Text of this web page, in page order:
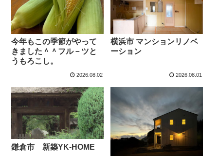
今年もこの季節がやって
きました＾＾フル－ツと
うもろこし。
2026.08.02
横浜市 マンションリノベ
ーション
2026.08.01
鎌倉市 新築YK-HOME